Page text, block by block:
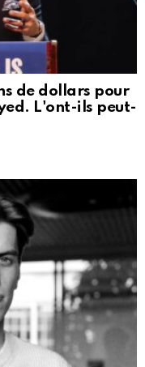
de dollars pour
L'ont-ils peut-